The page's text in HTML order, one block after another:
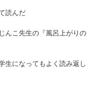
読んだ
んこ先生の『風呂上がりの
生になってもよく読み返し